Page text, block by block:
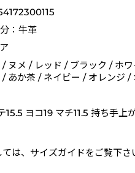
：牛革
/ ヌメ / レッド / ブラック / ホ
/ あか茶 / ネイビー / オレンジ /
15.5 ヨコ19 マチ11.5 持ち手上
は、 サイズガイドをご覧下さ